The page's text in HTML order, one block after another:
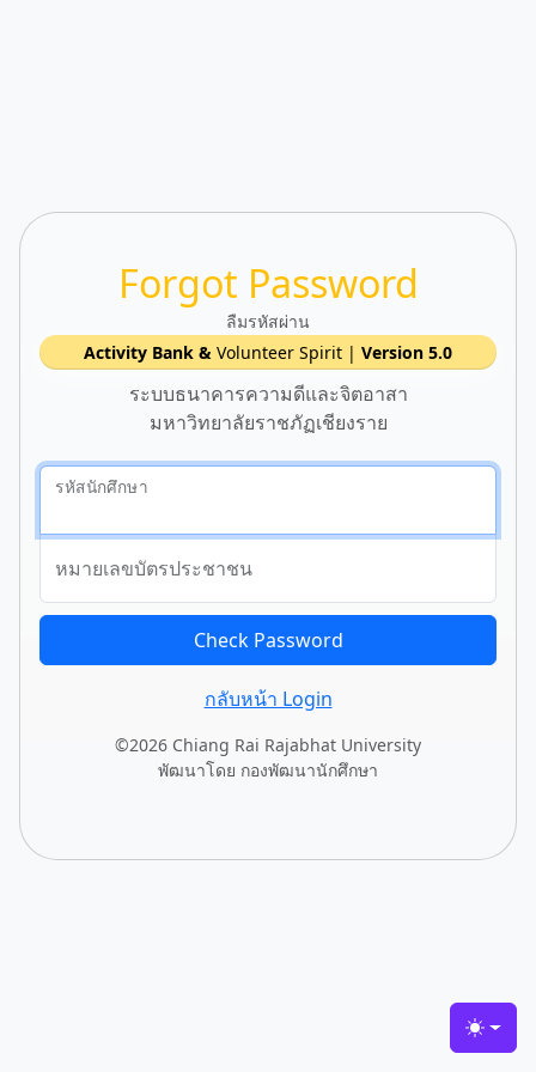
Forgot Password
ลืมรหัสผ่าน
Activity Bank & Volunteer Spirit | Version 5.0
ระบบธนาคารความดีและจิตอาสา
มหาวิทยาลัยราชภัฏเชียงราย
รหัสนักศึกษา
หมายเลขบัตรประชาชน
Check Password
กลับหน้า Login
©2026 Chiang Rai Rajabhat University
พัฒนาโดย กองพัฒนานักศึกษา